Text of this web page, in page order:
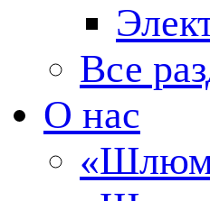
Все
О нас